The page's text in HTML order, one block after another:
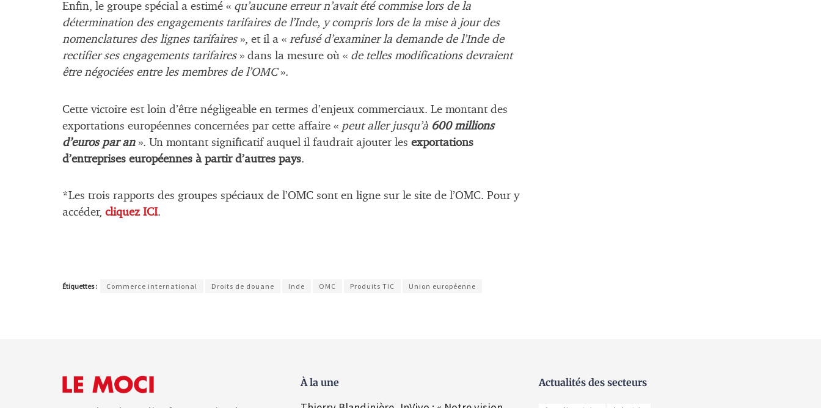
Enfin, le groupe spécial a estimé « qu’aucune erreur n’avait été commise lors de la
détermination des engagements tarifaires de l’Inde, y compris lors de la mise à jour des
nomenclatures des lignes tarifaires », et il a « refusé d’examiner la demande de l’Inde de
rectifier ses engagements tarifaires» dans la mesure où « de telles modifications devraient
être négociées entre les membres de l’OMC».
Cette victoire est loin d’être négligeable en termes d’enjeux commerciaux. Le montant des
exportations européennes concernées par cette affaire « peut aller jusqu’à 600 millions
d’euros par an ». Un montant significatif auquel il faudrait ajouter les exportations
d’entreprises européennes à partir d’autres pays.
*Les trois rapports des groupes spéciaux de l’OMC sont en ligne sur le site de l’OMC. Pour y
accéder, cliquez ICI.
Étiquettes : Commerce international Droits de douane Inde OMC Produits TIC Union européenne
À la une Actualités des secteurs